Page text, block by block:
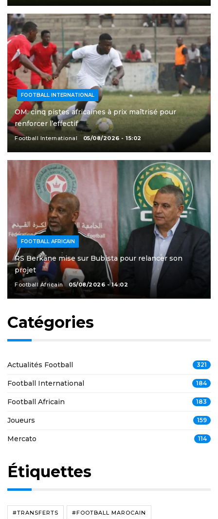
FOOTBALL INTERNATIONAL
OM: cinq pistes africaines à prix maîtrisé pour
renforcer l’effectif
Football International 05/08/2026 - 15:02
FOOTBALL AFRICAIN
RS Berkane mise sur Bubista pour relancer son
projet
Football Africain 05/08/2026 - 14:02
Catégories
Actualités Football 321
Football International 184
Football Africain 183
Joueurs 159
Mercato 114
Étiquettes
#TRANSFERTS #FOOTBALL MAROCAIN